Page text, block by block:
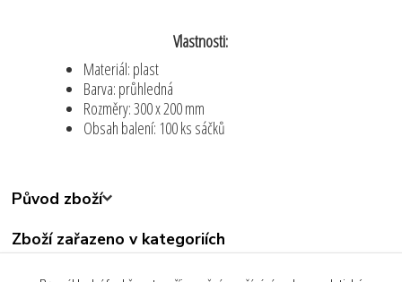
Vlastnosti:
Materiál: plast
Barva: průhledná
Rozměry: 300 x 200 mm
Obsah balení: 100 ks sáčků
Původ zboží
Zboží zařazeno v kategoriích